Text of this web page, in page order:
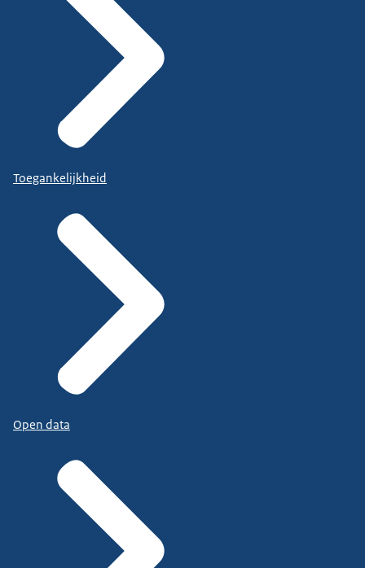
Toegankelijkheid
Open data